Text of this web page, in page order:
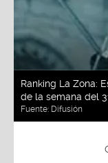
Ranking La Zona:
de la semana del
Fuente: Difusión